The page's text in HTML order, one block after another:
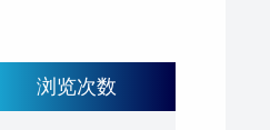
浏览次数